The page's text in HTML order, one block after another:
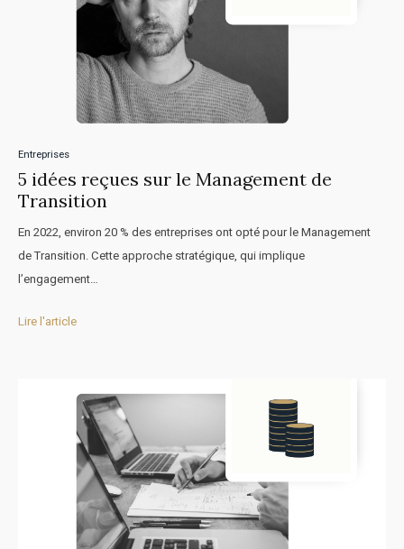
Entreprises
5 idées reçues sur le Management de
Transition
En 2022, environ 20 % des entreprises ont opté pour le Management
de Transition. Cette approche stratégique, qui implique
l’engagement…
Lire l'article